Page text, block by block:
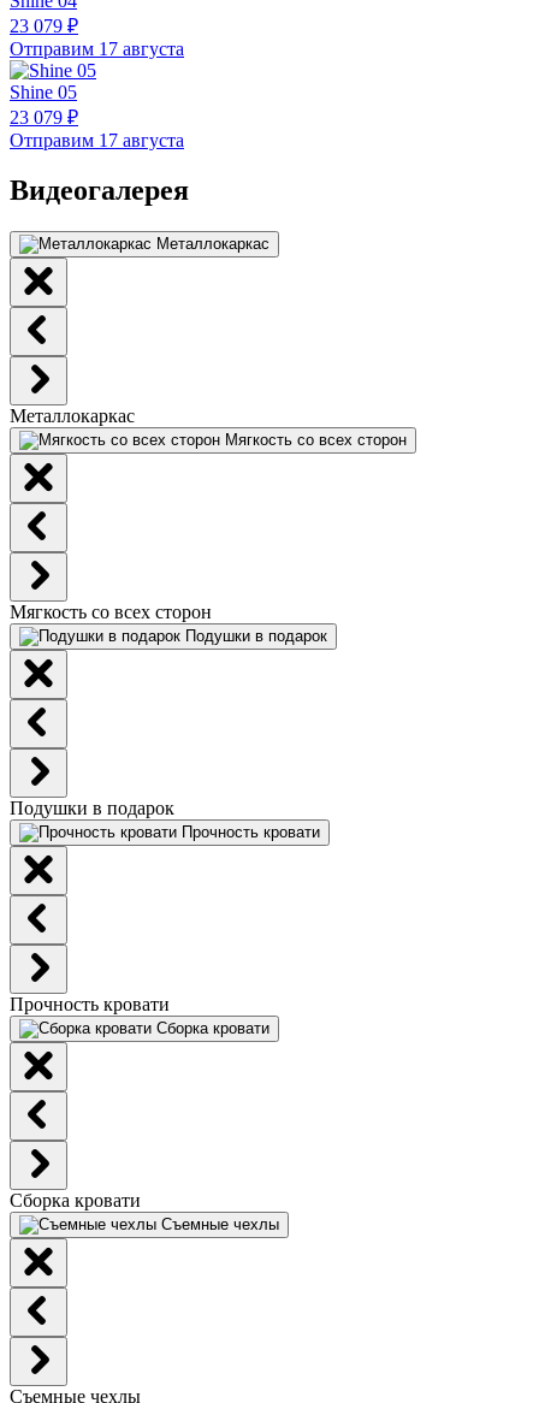
23 079 ₽
Отправим 17 августа
Shine 05
23 079 ₽
Отправим 17 августа
Видеогалерея
Металлокаркас
Металлокаркас
Мягкость со всех сторон
Мягкость со всех сторон
Подушки в подарок
Подушки в подарок
Прочность кровати
Прочность кровати
Сборка кровати
Сборка кровати
Съемные чехлы
Съемные чехлы